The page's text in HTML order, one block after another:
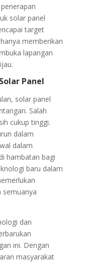
solar panel
target
memberikan
lapangan
Panel
solar panel
Salah
cukup tinggi.
dalam
dalam
hambatan bagi
baru dalam
semuanya
dan
ini. Dengan
masyarakat